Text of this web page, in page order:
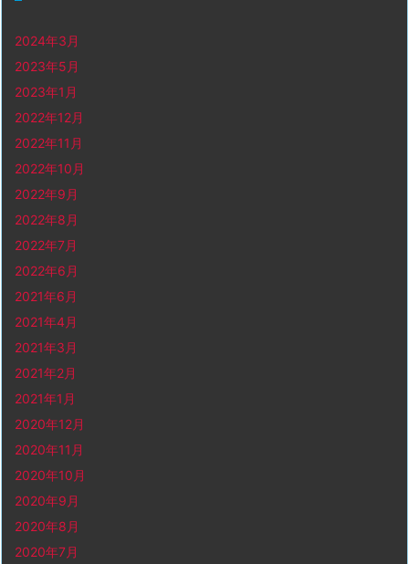
2024年3月
2023年5月
2023年1月
2022年12月
2022年11月
2022年10月
2022年9月
2022年8月
2022年7月
2022年6月
2021年6月
2021年4月
2021年3月
2021年2月
2021年1月
2020年12月
2020年11月
2020年10月
2020年9月
2020年8月
2020年7月